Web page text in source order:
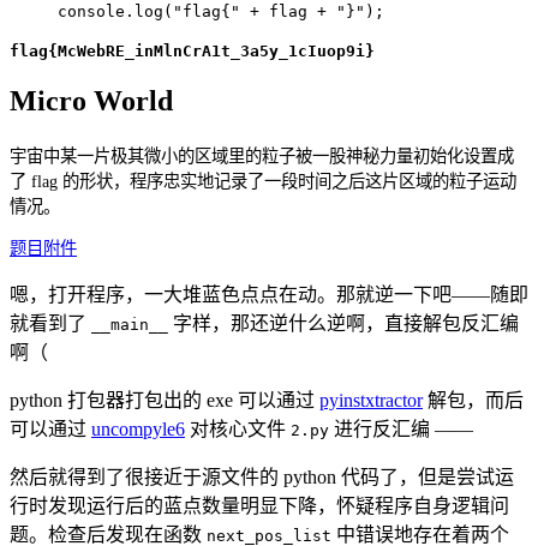
console . log ( "flag{" + flag + "}" ) ;
flag{McWebRE_inMlnCrA1t_3a5y_1cIuop9i}
Micro World
宇宙中某一片极其微小的区域里的粒子被一股神秘力量初始化设置成
了 flag 的形状，程序忠实地记录了一段时间之后这片区域的粒子运动
情况。
题目附件
嗯，打开程序，一大堆蓝色点点在动。那就逆一下吧——随即
就看到了
__main__
字样，那还逆什么逆啊，直接解包反汇编
啊（
python 打包器打包出的 exe 可以通过 pyinstxtractor解包，而后
可以通过 uncompyle6 对核心文件 2.py 进行反汇编 ——
然后就得到了很接近于源文件的 python 代码了，但是尝试运
行时发现运行后的蓝点数量明显下降，怀疑程序自身逻辑问
题。检查后发现在函数 next_pos_list 中错误地存在着两个